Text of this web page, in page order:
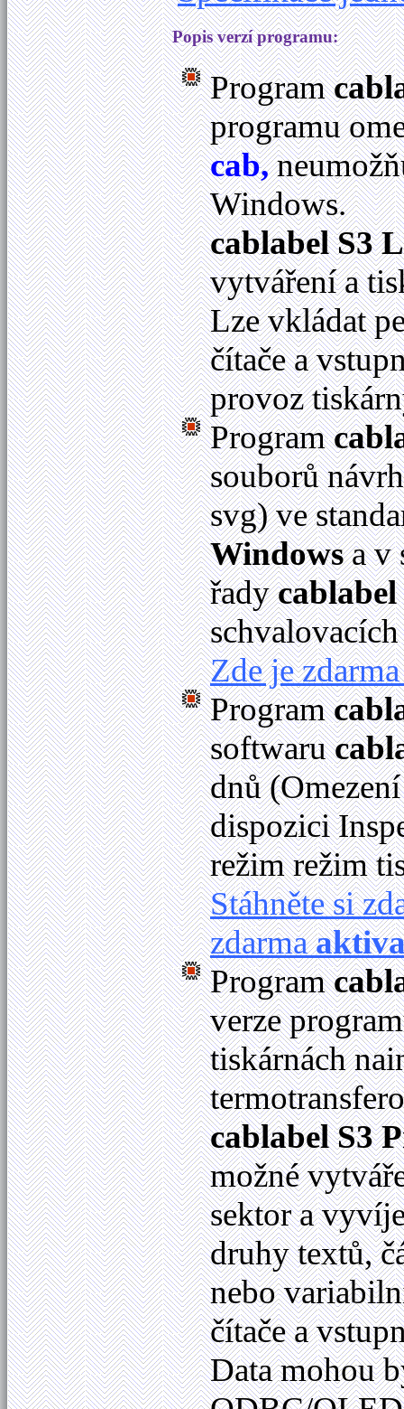
Popis verzí programu:
Program
programu
cab,
Windows.
cablabel S3
vytváření a
Lze vkládat
čítače a
provoz
Program
souborů
svg) ve
Windowsa v
řadycablabel
Zde je
Program
softwaru
dnů
dispozici
režim režim
Stáhněte si
zdarma
Program
verze
tiskárnách
cablabel S3
možné
sektor a
druhy textů,
nebo
čítače a
Data mohou